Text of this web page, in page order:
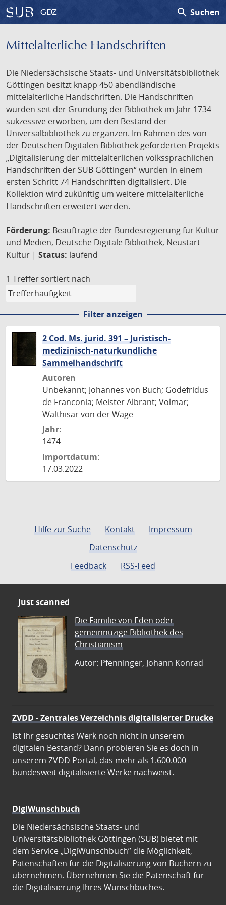
GDZ search Suchen
Mittelalterliche Handschriften
Die Niedersächsische Staats- und Universitätsbibliothek
Göttingen besitzt knapp 450 abendländische
mittelalterliche Handschriften. Die Handschriften
wurden seit der Gründung der Bibliothek im Jahr 1734
sukzessive erworben, um den Bestand der
Universalbibliothek zu ergänzen. Im Rahmen des von
der Deutschen Digitalen Bibliothek geförderten Projekts
„Digitalisierung der mittelalterlichen volkssprachlichen
Handschriften der SUB Göttingen“ wurden in einem
ersten Schritt 74 Handschriften digitalisiert. Die
Kollektion wird zukünftig um weitere mittelalterliche
Handschriften erweitert werden.
Förderung: Beauftragte der Bundesregierung für Kultur
und Medien, Deutsche Digitale Bibliothek, Neustart
Kultur | Status: laufend
1 Treffer sortiert nach
Filter anzeigen
2 Cod. Ms. jurid. 391 – Juristisch-
medizinisch-naturkundliche
Sammelhandschrift
Autoren
Unbekannt; Johannes von Buch; Godefridus
de Franconia; Meister Albrant; Volmar;
Walthisar von der Wage
Jahr:
1474
Importdatum:
17.03.2022
Hilfe zur Suche Kontakt
Impressum
Datenschutz
Feedback
RSS-Feed
Just scanned
Die Familie von Eden oder
gemeinnüzige Bibliothek des
Christianism
Autor: Pfenninger, Johann Konrad
ZVDD - Zentrales Verzeichnis digitalisierter Drucke
Ist Ihr gesuchtes Werk noch nicht in unserem
digitalen Bestand? Dann probieren Sie es doch in
unserem ZVDD Portal, das mehr als 1.600.000
bundesweit digitalisierte Werke nachweist.
DigiWunschbuch
Die Niedersächsische Staats- und
Universitätsbibliothek Göttingen (SUB) bietet mit
dem Service „DigiWunschbuch” die Möglichkeit,
Patenschaften für die Digitalisierung von Büchern zu
übernehmen. Übernehmen Sie die Patenschaft für
die Digitalisierung Ihres Wunschbuches.